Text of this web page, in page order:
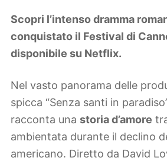
Viaggi
Zodiaco
Scopri l’intenso dramma
conquistato il Festival di
disponibile su Netflix.
Nel vasto panorama delle
spicca “Senza santi in
racconta una storia d’amore
ambientata durante il declino
americano. Diretto da David